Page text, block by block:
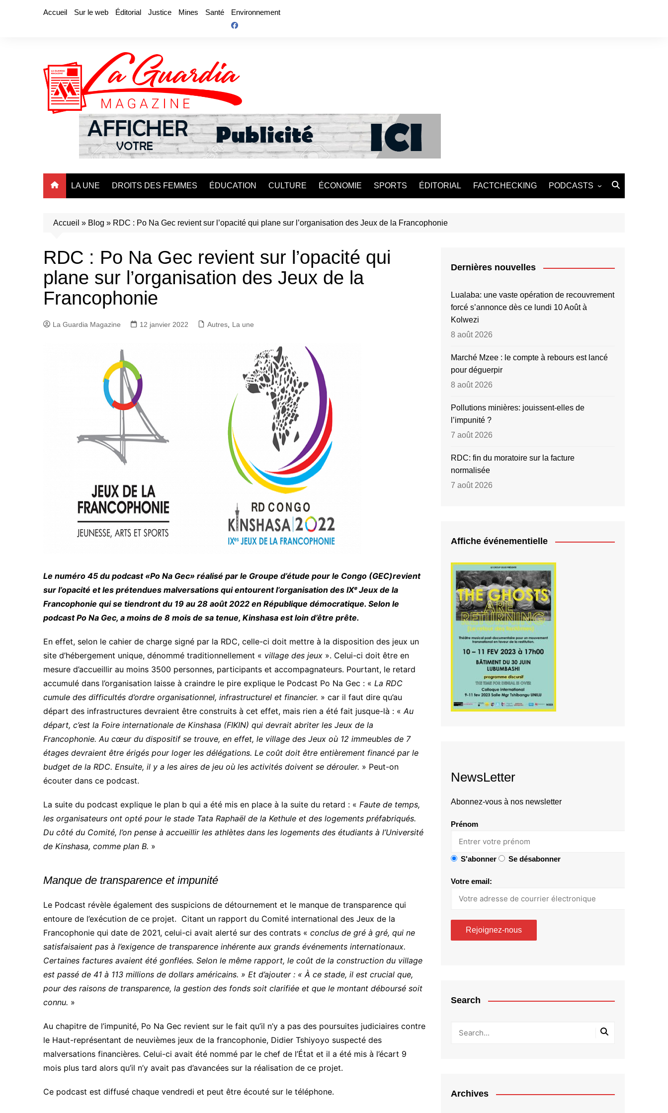
Accueil Sur le web Éditorial Justice Mines Santé Environnement
LA UNE DROITS DES FEMMES ÉDUCATION CULTURE ÉCONOMIE SPORTS ÉDITORIAL FACTCHECKING PODCASTS
Accueil » Blog » RDC : Po Na Gec revient sur l’opacité qui plane sur l’organisation des Jeux de la Francophonie
RDC : Po Na Gec revient sur l’opacité qui
plane sur l’organisation des Jeux de la
Francophonie
La Guardia Magazine 12 janvier 2022 Autres, La une
Le numéro 45 du podcast «Po Na Gec» réalisé par le Groupe d’étude pour le Congo (GEC)revient
sur l’opacité et les prétendues malversations qui entourent l’organisation des IXᵉ Jeux de la
Francophonie qui se tiendront du 19 au 28 août 2022 en République démocratique. Selon le
podcast Po Na Gec, a moins de 8 mois de sa tenue, Kinshasa est loin d’être prête.
En effet, selon le cahier de charge signé par la RDC, celle-ci doit mettre à la disposition des jeux un
site d’hébergement unique, dénommé traditionnellement « village des jeux ». Celui-ci doit être en
mesure d’accueillir au moins 3500 personnes, participants et accompagnateurs. Pourtant, le retard
accumulé dans l’organisation laisse à craindre le pire explique le Podcast Po Na Gec : « La RDC
cumule des difficultés d’ordre organisationnel, infrastructurel et financier. » car il faut dire qu’au
départ des infrastructures devraient être construits à cet effet, mais rien a été fait jusque-là : «Au
départ, c’est la Foire internationale de Kinshasa (FIKIN) qui devrait abriter les Jeux de la
Francophonie. Au cœur du dispositif se trouve, en effet, le village des Jeux où 12 immeubles de 7
étages devraient être érigés pour loger les délégations. Le coût doit être entièrement financé par le
budget de la RDC. Ensuite, il y a les aires de jeu où les activités doivent se dérouler. » Peut-on
écouter dans ce podcast.
La suite du podcast explique le plan b qui a été mis en place à la suite du retard : « Faute de temps,
les organisateurs ont opté pour le stade Tata Raphaël de la Kethule et des logements préfabriqués.
Du côté du Comité, l’on pense à accueillir les athlètes dans les logements des étudiants à l’Université
de Kinshasa, comme plan B. »
Manque de transparence et impunité
Le Podcast révèle également des suspicions de détournement et le manque de transparence qui
entoure de l’exécution de ce projet. Citant un rapport du Comité international des Jeux de la
Francophonie qui date de 2021, celui-ci avait alerté sur des contrats « conclus de gré à gré, qui ne
satisfaisaient pas à l’exigence de transparence inhérente aux grands événements internationaux.
Certaines factures avaient été gonflées. Selon le même rapport, le coût de la construction du village
est passé de 41 à 113 millions de dollars américains. » Et d’ajouter : « À ce stade, il est crucial que,
pour des raisons de transparence, la gestion des fonds soit clarifiée et que le montant déboursé soit
connu. »
Au chapitre de l’impunité, Po Na Gec revient sur le fait qu’il n’y a pas des poursuites judiciaires contre
le Haut-représentant de neuvièmes jeux de la francophonie, Didier Tshiyoyo suspecté des
malversations financières. Celui-ci avait été nommé par le chef de l’État et il a été mis à l’écart 9
mois plus tard alors qu’il n’y avait pas d’avancées sur la réalisation de ce projet.
Ce podcast est diffusé chaque vendredi et peut être écouté sur le téléphone.
Dernières nouvelles
Lualaba: une vaste opération de recouvrement
forcé s’annonce dès ce lundi 10 Août à
Kolwezi
8 août 2026
Marché Mzee : le compte à rebours est lancé
pour déguerpir
8 août 2026
Pollutions minières: jouissent-elles de
l’impunité ?
7 août 2026
RDC: fin du moratoire sur la facture
normalisée
7 août 2026
Affiche événementielle
NewsLetter
Abonnez-vous à nos newsletter
Prénom
S'abonner Se désabonner
Votre email:
Search
Archives